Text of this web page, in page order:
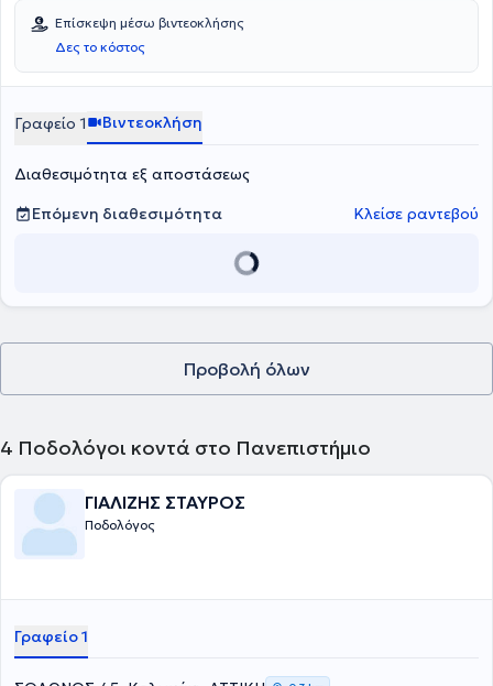
από το QUEEN MARGARET UNIVERSITY και είναι μεταπτυχιακός
φοιτητής στην εμβιομηχανική. Συνεργάστηκε με την χειρουργική
κλινική του Γενικού Νοσοκομείου Κιλκίς. Έχει συμμετάσχει σε
πολυάριθμα συνέδρια και είναι μέλος του Ελληνικού Συλλόγου
Health and Care Professions Council.
Επίσκεψη μέσω βιντεοκλήσης
Δες το κόστος
Γραφείο 1 Βιντεοκλήση
Διαθεσιμότητα εξ αποστάσεως
Επόμενη διαθεσιμότητα
Κλείσε ραντεβού
Προβολή όλων
4 Ποδολόγοι κοντά στο Πανεπιστήμιο
ΓΙΑΛΙΖΗΣ ΣΤΑΥΡΟΣ
Ποδολόγος
Γραφείο 1